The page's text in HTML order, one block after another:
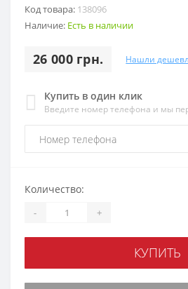
Код товара: 138096
Наличие: Есть в наличии
26 000 грн. Нашли
Купить в один клик
Введите номер телефона и мы
Количество:
- +
КУПИТЬ